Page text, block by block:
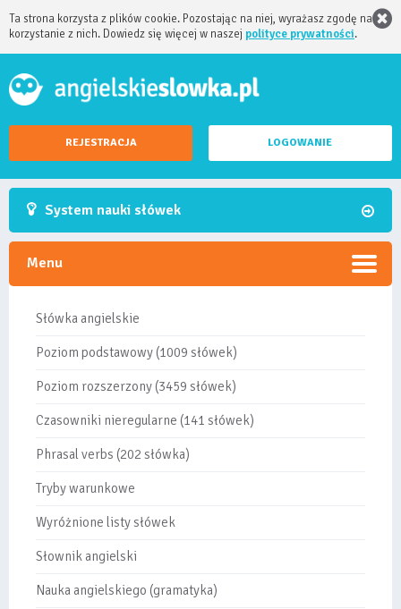
Ta strona korzysta z plików cookie. Pozostając na niej, wyrażasz zgodę na
korzystanie z nich. Dowiedz się więcej w naszej polityce prywatności.
REJESTRACJA LOGOWANIE
System nauki słówek
Menu
Słówka angielskie
Poziom podstawowy (1009 słówek)
Poziom rozszerzony (3459 słówek)
Czasowniki nieregularne (141 słówek)
Phrasal verbs (202 słówka)
Tryby warunkowe
Wyróżnione listy słówek
Słownik angielski
Nauka angielskiego (gramatyka)